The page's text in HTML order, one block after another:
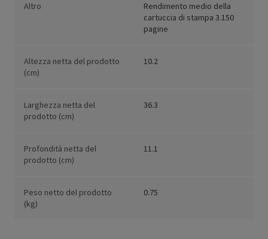
Altro
Rendimento medio della
cartuccia di stampa 3.150
pagine
Altezza netta del prodotto
(cm)
10.2
Larghezza netta del
prodotto (cm)
36.3
Profondità netta del
prodotto (cm)
11.1
Peso netto del prodotto
(kg)
0.75